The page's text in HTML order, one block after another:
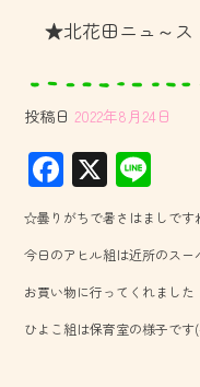
★北花田ニュ～
投稿日 2022年8月24日
F
ac
e
b
o
ok
X
ne
☆曇りがちで暑さはましです
今日のアヒル組は近所のスー
お買い物に行ってくれました
ひよこ組は保育室の様子です